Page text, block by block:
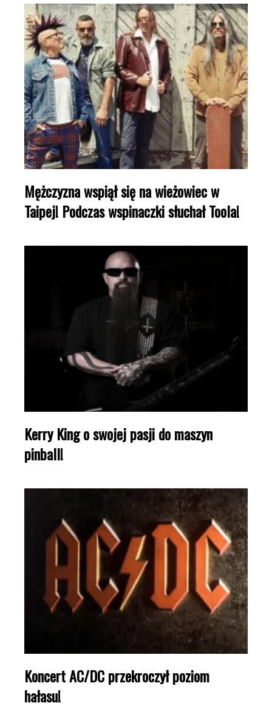
Mężczyzna wspiął się na wieżowiec w
Taipej! Podczas wspinaczki słuchał Toola!
Kerry King o swojej pasji do maszyn
pinball!
Koncert AC/DC przekroczył poziom
hałasu!